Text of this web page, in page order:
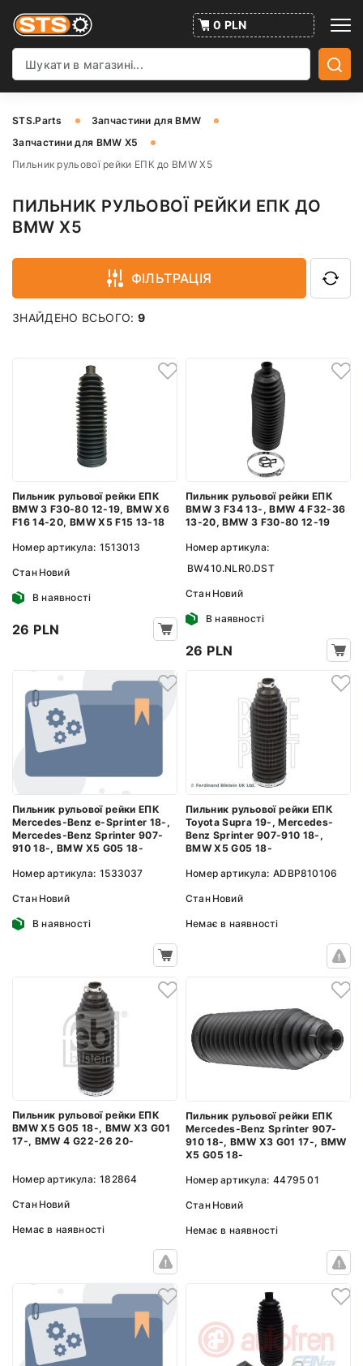
0 PLN
STS.Parts
Запчастини для BMW
Запчастини для BMW X5
Пильник рульової рейки ЕПК до BMW X5
ПИЛЬНИК РУЛЬОВОЇ РЕЙКИ ЕПК ДО
BMW X5
ФІЛЬТРАЦІЯ
ЗНАЙДЕНО ВСЬОГО: 9
Пильник рульової рейки ЕПК
BMW 3 F30-80 12-19, BMW X6
F16 14-20, BMW X5 F15 13-18
Номер артикула: 1513013
Стан Новий
В наявності
26 PLN
Пильник рульової рейки ЕПК
BMW 3 F34 13-, BMW 4 F32-36
13-20, BMW 3 F30-80 12-19
Номер артикула:
BW410.NLR0.DST
Стан Новий
В наявності
26 PLN
Пильник рульової рейки ЕПК
Mercedes-Benz e-Sprinter 18-,
Mercedes-Benz Sprinter 907-
910 18-, BMW X5 G05 18-
Номер артикула: 1533037
Стан Новий
В наявності
Пильник рульової рейки ЕПК
Toyota Supra 19-, Mercedes-
Benz Sprinter 907-910 18-,
BMW X5 G05 18-
Номер артикула: ADBP810106
Стан Новий
Немає в наявності
Пильник рульової рейки ЕПК
BMW X5 G05 18-, BMW X3 G01
17-, BMW 4 G22-26 20-
Номер артикула: 182864
Стан Новий
Немає в наявності
Пильник рульової рейки ЕПК
Mercedes-Benz Sprinter 907-
910 18-, BMW X3 G01 17-, BMW
X5 G05 18-
Номер артикула: 44795 01
Стан Новий
Немає в наявності